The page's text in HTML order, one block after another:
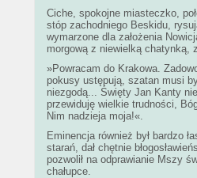
Ciche, spokojne miasteczko,
stóp zachodniego Beskidu,
wymarzone dla założenia
morgową z niewielką
»Powracam do Krakowa.
pokusy ustępują, szatan musi
niezgodą... Święty Jan Kanty
przewiduję wielkie trudności,
Nim nadzieja moja!«.
Eminencja również był bardzo
starań, dał chętnie
pozwolił na odprawianie Mszy
chałupce.